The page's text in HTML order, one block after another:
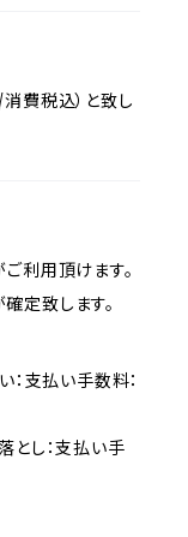
費税込）と致し
利用頂けます。
定致します。
：支払い手数料：
とし：支払い手